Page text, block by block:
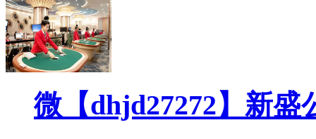
微【dhjd27272】新